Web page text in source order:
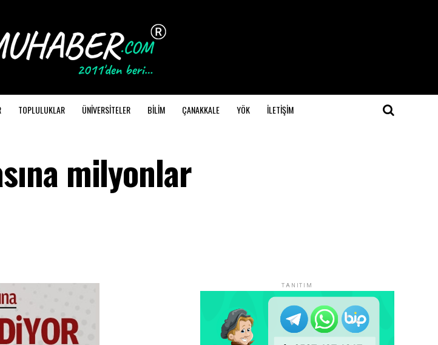
TOPLULUKLAR ÜNİVERSİTELER BİLİM ÇANAKKALE YÖK İLETİŞİM
milyonlar
TANITIM